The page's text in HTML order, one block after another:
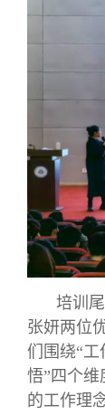
培训
张妍两位
们围绕“
悟”四个维
的工作理